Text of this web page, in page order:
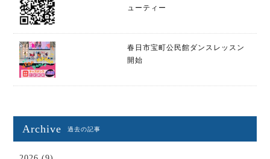
ューティー
春日市宝町公民館ダンスレッスン
開始
Archive 過去の記事